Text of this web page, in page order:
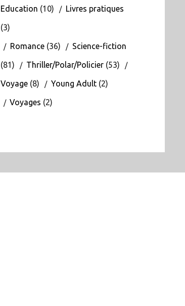
Education (10) Livres pratiques
(3)
Romance(36) Science-fiction
(81) Thriller/Polar/Policier(53)
Voyage(8) Young Adult(2)
Voyages (2)